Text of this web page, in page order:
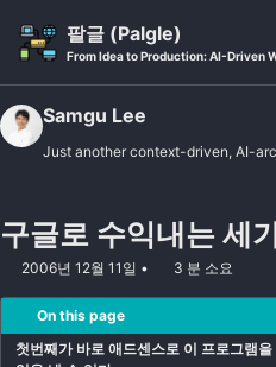
팔글 (Palgle)
From Idea to Production: AI-Driven
Samgu Lee
Just another context-driven, AI-
구글로 수익내는 세
2006년 12월 11일 3 분 소요
On this page
첫번째가 바로 애드센스로 이 프로그램